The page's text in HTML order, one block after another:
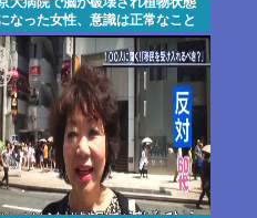
なった女性、意識は正常なこと
確認されおわる